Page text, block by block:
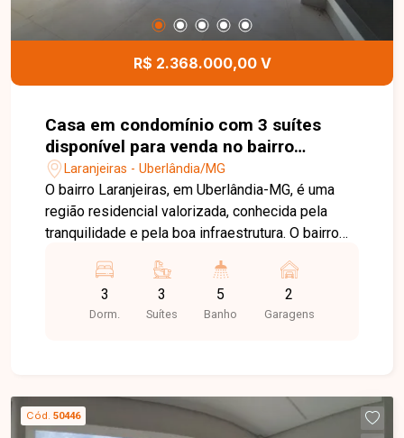
conforto, segurança e lazer completo! Entre em
contato agora mesmo e agende sua visita para
conhecer de perto todos os detalhes deste
R$ 2.368.000,00 V
Casa em condomínio com 3 suítes
disponível para venda no bairro
Laranjeiras em Uberlândia-MG
Laranjeiras - Uberlândia/MG
O bairro Laranjeiras, em Uberlândia-MG, é uma
região residencial valorizada, conhecida pela
tranquilidade e pela boa infraestrutura. O bairro
e proximidade com comércios, serviços e áreas
de lazer, proporcionando praticidade e qualidade
de vida. Casa no Condomínio Splendido com 214
closet, roupeiro no corredor, cozinha integrada à
varanda gourmet com churrasqueira e toldo
3
Dorm.
3
Suítes
5
Banho
2
Garagens
Cód. 50446